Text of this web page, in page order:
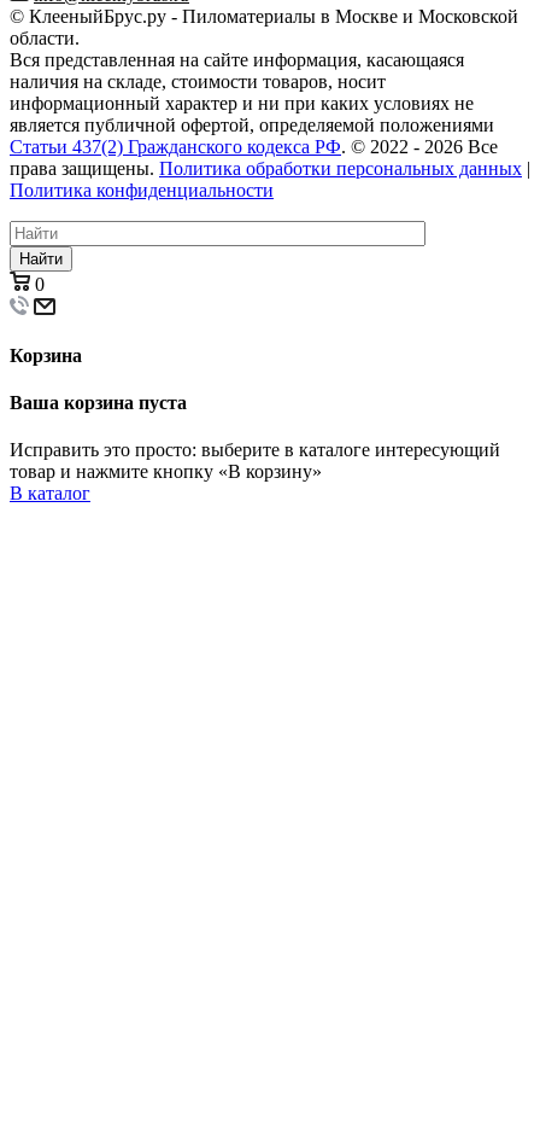
© КлееныйБрус.ру - Пиломатериалы в Москве и Московской
области.
Вся представленная на сайте информация, касающаяся
наличия на складе, стоимости товаров, носит
информационный характер и ни при каких условиях не
является публичной офертой, определяемой положениями
Статьи 437(2) Гражданского кодекса РФ. © 2022 - 2026 Все
права защищены. Политика обработки персональных данных |
Политика конфиденциальности
Найти
0
Корзина
Ваша корзина пуста
Исправить это просто: выберите в каталоге интересующий
товар и нажмите кнопку «В корзину»
В каталог